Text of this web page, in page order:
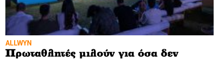
ALLWYN
Πρωταθλητές μιλούν για όσα δεν